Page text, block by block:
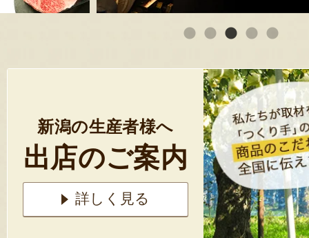
新潟の生産者様へ
出店のご案内
詳しく見る